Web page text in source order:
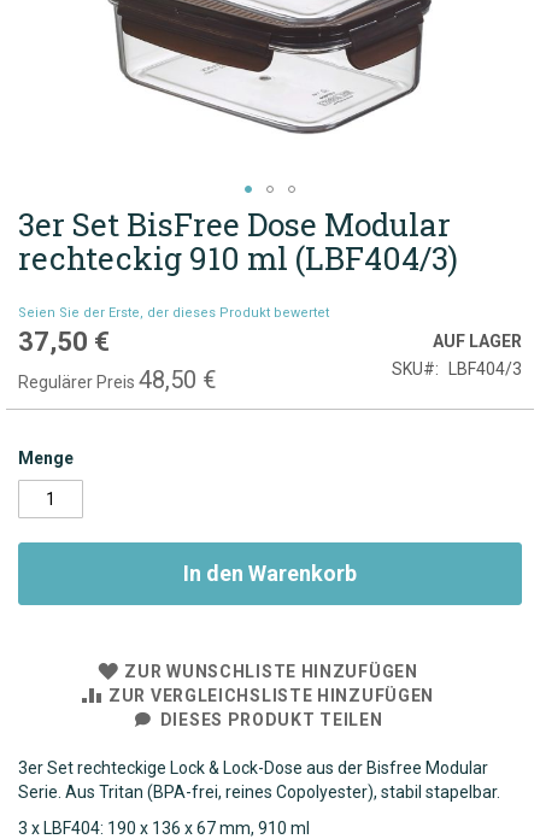
Zum
Anfang
der
springen
3er Set BisFree Dose Modular
rechteckig 910 ml (LBF404/3)
Seien Sie der Erste, der dieses Produkt bewertet
Sonderpreis
37,50 €
Regulärer Preis 48,50 €
AUF LAGER
SKU
LBF404/3
Menge
In den Warenkorb
ZUR WUNSCHLISTE HINZUFÜGEN
ZUR VERGLEICHSLISTE HINZUFÜGEN
DIESES PRODUKT TEILEN
3er Set rechteckige Lock & Lock-Dose aus der Bisfree Modular
Serie. Aus Tritan (BPA-frei, reines Copolyester), stabil stapelbar.
3 x LBF404: 190 x 136 x 67 mm, 910 ml